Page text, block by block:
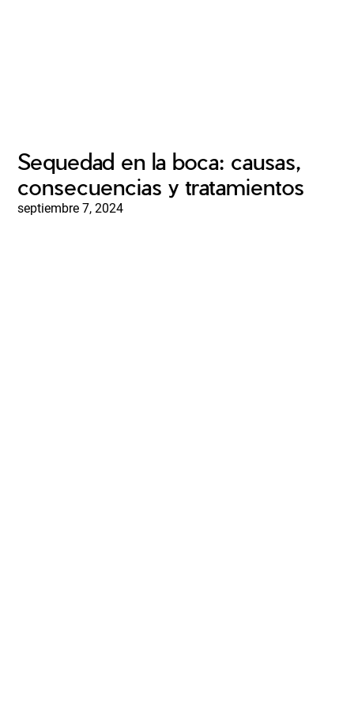
Sequedad en la boca: causas,
consecuencias y tratamientos
septiembre 7, 2024